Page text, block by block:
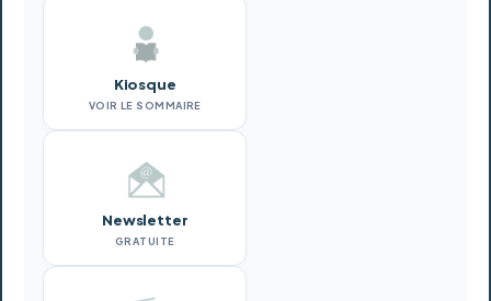
Kiosque
VOIR LE SOMMAIRE
Newsletter
GRATUITE